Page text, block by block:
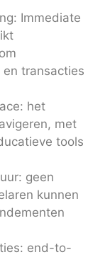
Immediate
transacties
het
met
tools
geen
kunnen
end-to-